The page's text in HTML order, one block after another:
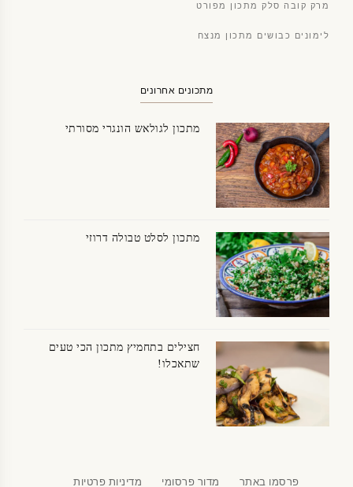
מרק קובה סלק מתכון מפורט
לימונים כבושים מתכון מנצח
מתכונים אחרונים
מתכון לגולאש הונגרי מסורתי
מתכון לסלט טבולה דרוזי
חצילים בתחמיץ מתכון הכי טעים
שתאכלו!
פרסמו באתר מדור פרסומי מדיניות פרטיות